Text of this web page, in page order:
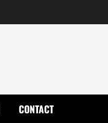
CONTACT